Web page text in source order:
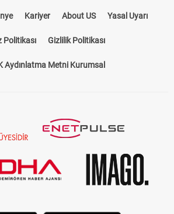
Kariyer About US Yasal Uyarı
Politikası Gizlilik Politikası
Aydınlatma Metni Kurumsal